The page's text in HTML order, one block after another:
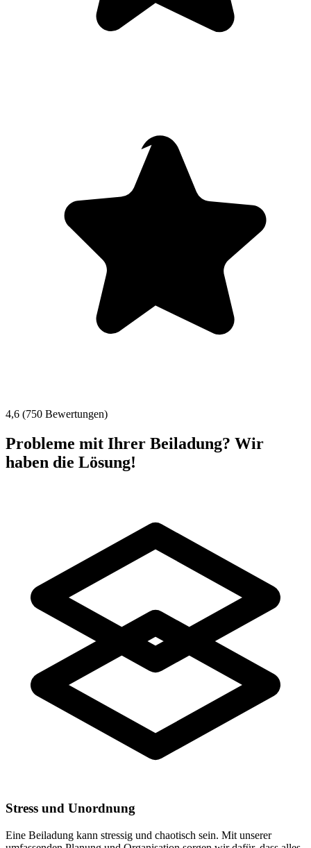
4,6 (750 Bewertungen)
Probleme mit Ihrer Beiladung? Wir
haben die Lösung!
Stress und Unordnung
Eine Beiladung kann stressig und chaotisch sein. Mit unserer